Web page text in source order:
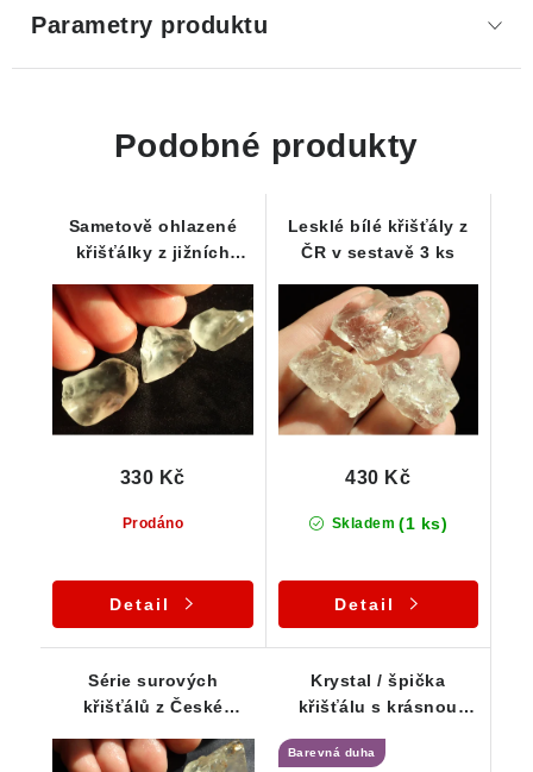
Parametry produktu
Podobné produkty
Sametově ohlazené
křišťálky z jižních
Prodáno
330 Kč
Detail
Lesklé bílé křišťály z
ČR v sestavě 3 ks
Skladem (1 ks)
430 Kč
Detail
Série surových
křišťálů z České
Krystal / špička
křišťálu s krásnou
Barevná duha